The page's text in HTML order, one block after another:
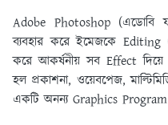
Adobe Photoshop (এডোবি
ব্যবহার করে ইমেজকে Editing
করে আকর্ষনীয় সব Effect দিয়ে
হল প্রকাশনা, ওয়েবপেজ,
একটি অনন্য Graphics Program